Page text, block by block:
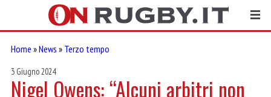
Home »News » Terzo tempo
3 Giugno 2024
Nigel Owens: “Alcuni arbitri non